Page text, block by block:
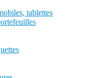
tablettes